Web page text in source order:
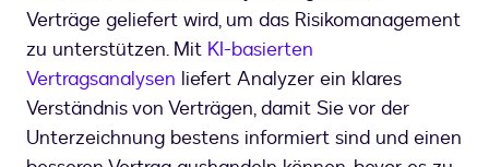
Verträge geliefert wird, um das Risikomanagement
zu unterstützen. Mit KI-basierten
Vertragsanalysen liefert Analyzer ein klares
Verständnis von Verträgen, damit Sie vor der
Unterzeichnung bestens informiert sind und einen